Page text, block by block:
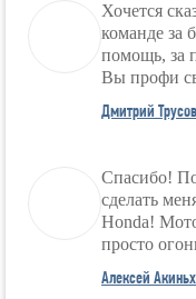
Хочется
команде за
помощь, за
Вы профи
Дмитрий Трусов
Спасибо!
сделать
Honda!
просто
Алексей